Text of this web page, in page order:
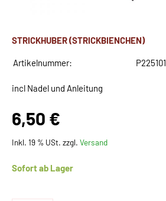
STRICKHUBER (STRICKBIENCHEN)
Artikelnummer: P225101
incl Nadel und Anleitung
6,50 €
Inkl. 19 % USt. zzgl. Versand
Sofort ab Lager